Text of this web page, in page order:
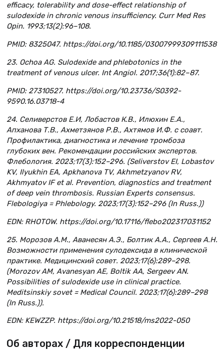
efficacy, tolerability and dose-effect relationship of
sulodexide in chronic venous insufficiency. Curr Med Res
Opin. 1993;13(2):96–108.
PMID: 8325047. https://doi.org/10.1185/03007999309111538
23. Ochoa AG. Sulodexide and phlebotonics in the
treatment of venous ulcer. Int Angiol. 2017;36(1):82–87.
PMID: 27310527. https://doi.org/10.23736/S0392-
9590.16.03718-4
24. Селиверстов Е.И, Лобастов К.В., Илюхин Е.А.,
Апханова Т.В., Ахметзянов Р.В., Ахтямов И.Ф. с соавт.
Профилактика, диагностика и лечение тромбоза
глубоких вен. Рекомендации российских экспертов.
Флебология. 2023;17(3):152–296. (Seliverstov EI, Lobastov
KV, Ilyukhin EA, Apkhanova TV, Akhmetzyanov RV,
Akhmyatov IF et al. Prevention, diagnostics and treatment
of deep vein thrombosis. Russian Experts consensus.
Flebologiya = Phlebology. 2023;17(3):152–296 (In Russ.))
EDN: RHOTOW. https://doi.org/10.17116/flebo202317031152
25. Морозов А.М., Аванесян А.Э., Болтик А.А., Сергеев А.Н.
Возможности применения сулодексида в клинической
практике. Медицинский совет. 2023;17(6):289–298.
(Morozov AM, Avanesyan AE, Boltik AA, Sergeev AN.
Possibilities of sulodexide use in clinical practice.
Meditsinskiy sovet = Medical Council. 2023;17(6):289–298
(In Russ.)).
EDN: KEWZZP. https://doi.org/10.21518/ms2022-050
Об авторах / Для корреспонденции